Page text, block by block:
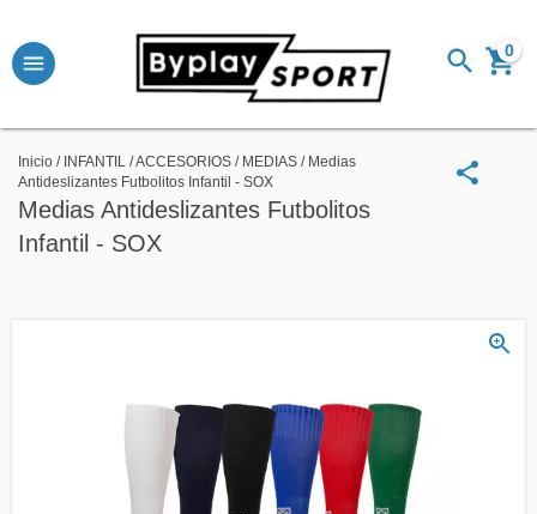
0
Inicio / INFANTIL /ACCESORIOS / MEDIAS / Medias
Antideslizantes Futbolitos Infantil - SOX
Medias Antideslizantes Futbolitos
Infantil - SOX